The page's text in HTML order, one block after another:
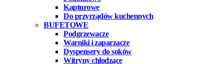
Kapturowe
Do przyrządów kuchennych
BUFETOWE
Podgrzewacze
Warniki i zaparzacze
Dyspensery do soków
Witryny chłodzące